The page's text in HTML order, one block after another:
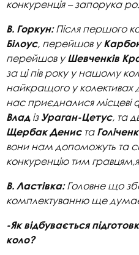
конкуренція – запорука
В. Горкун:Після першого
Білоус, перейшов у
перейшов уШевченків
за ці пів року у нашому
найкращого у
нас приєдналися місцеві
ВладізУраган-Цетус, та
Щербак Дениста
вони нам допоможуть та
конкуренцію тим
В. Ластівка:Головне що
комплектуванню ще
-Як відбувається
коло?